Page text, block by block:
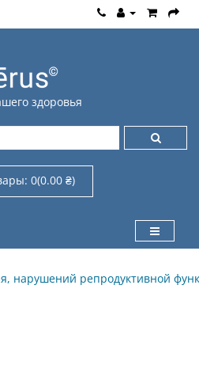
здоровья
0(0.00 ₴)
нарушений репродуктивной